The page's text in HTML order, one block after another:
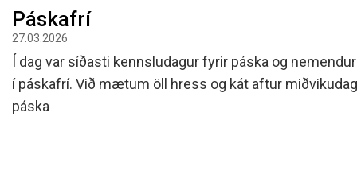
Ársskýrslur og samningar
Sjálfsmat
Fundargerðir skólanefndar
Kynning á MH
Páskafrí
27.03.2026
Í dag var síðasti kennsludagur fyrir páska og
í páskafrí. Við mætum öll hress og kát aftur
páska